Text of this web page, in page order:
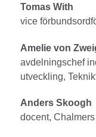
Tomas With
vice
Amelie von
avdelningschef
utveckling,
Anders Skoogh
docent,